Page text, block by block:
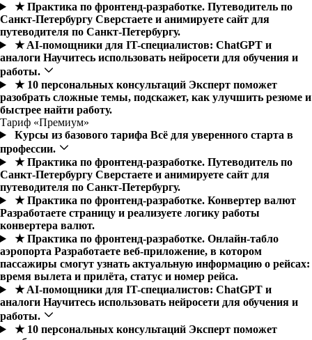
★ Практика по фронтенд-разработке. Путеводитель по
Санкт-Петербургу Cверстаете и анимируете сайт для
путеводителя по Санкт-Петербургу.
★ AI-помощники для IT-специалистов: ChatGPT и
аналоги Научитесь использовать нейросети для обучения и
работы.
★ 10 персональных консультаций Эксперт поможет
разобрать сложные темы, подскажет, как улучшить резюме и
быстрее найти работу.
Тариф «Премиум»
Курсы из базового тарифа Всё для уверенного старта в
профессии.
★ Практика по фронтенд-разработке. Путеводитель по
Санкт-Петербургу Cверстаете и анимируете сайт для
путеводителя по Санкт-Петербургу.
★ Практика по фронтенд-разработке. Конвертер валют
Разработаете страницу и реализуете логику работы
конвертера валют.
★ Практика по фронтенд-разработке. Онлайн-табло
аэропорта Разработаете веб-приложение, в котором
пассажиры смогут узнать актуальную информацию о рейсах:
время вылета и прилёта, статус и номер рейса.
★ AI-помощники для IT-специалистов: ChatGPT и
аналоги Научитесь использовать нейросети для обучения и
работы.
★ 10 персональных консультаций Эксперт поможет